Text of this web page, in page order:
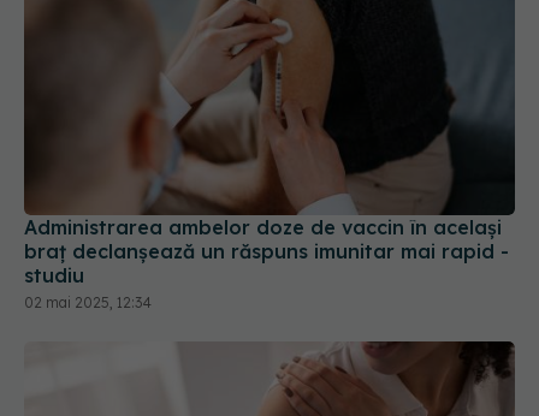
Administrarea ambelor doze de vaccin în acelaşi
braţ declanşează un răspuns imunitar mai rapid -
studiu
02 mai 2025, 12:34